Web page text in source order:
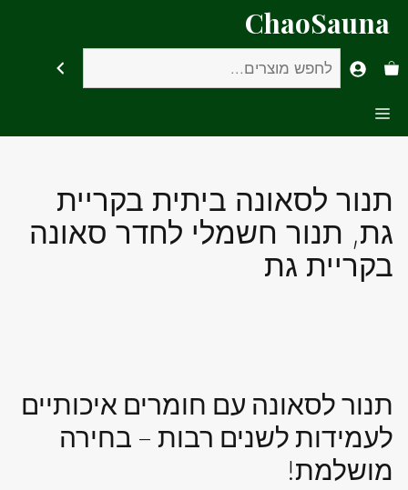
לתוכןChaoSauna
Menu
חיפוש
תנור לסאונה ביתית בקריית
גת, תנור חשמלי לחדר סאונה
בקריית גת
תנור לסאונה עם חומרים איכותיים
לעמידות לשנים רבות – בחירה
מושלמת!